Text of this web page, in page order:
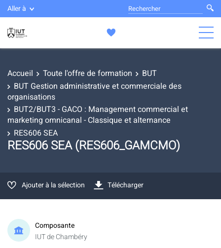
Aller à
Accueil Toute l'offre de formation
BUT
BUT Gestion administrative et commerciale des
organisations
BUT2/BUT3 - GACO : Management commercial et
marketing omnicanal - Classique et alternance
RES606 SEA
RES606 SEA (RES606_GAMCMO)
Ajouter à la sélection Télécharger
Composante
IUT de Chambéry